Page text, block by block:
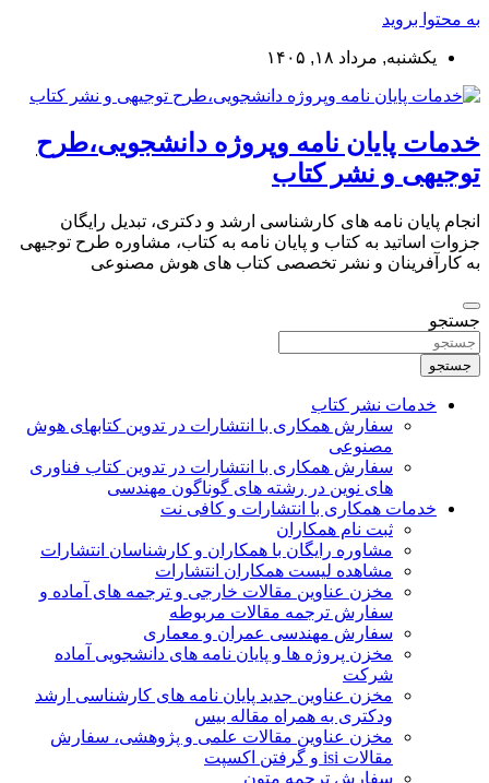
به محتوا بروید
یکشنبه, مرداد ۱۸, ۱۴۰۵
خدمات پایان نامه وپروژه دانشجویی،طرح
توجیهی و نشر کتاب
انجام پایان نامه های کارشناسی ارشد و دکتری، تبدیل رایگان
جزوات اساتید به کتاب و پایان نامه به کتاب، مشاوره طرح توجیهی
به کارآفرینان و نشر تخصصی کتاب های هوش مصنوعی
جستجو
جستجو
خدمات نشر کتاب
سفارش همکاری با انتشارات در تدوین کتابهای هوش
مصنوعی
سفارش همکاری با انتشارات در تدوین کتاب فناوری
های نوین در رشته های گوناگون مهندسی
خدمات همکاری با انتشارات و کافی نت
ثبت نام همکاران
مشاوره رایگان با همکاران و کارشناسان انتشارات
مشاهده لیست همکاران انتشارات
مخزن عناوین مقالات خارجی و ترجمه های آماده و
سفارش ترجمه مقالات مربوطه
سفارش مهندسی عمران و معماری
مخزن پروژه ها و پایان نامه های دانشجویی آماده
شرکت
مخزن عناوین جدید پایان نامه های کارشناسی ارشد
ودکتری به همراه مقاله بیس
مخزن عناوین مقالات علمی و پژوهشی، سفارش
مقالات isi و گرفتن اکسپت
سفارش ترجمه متون